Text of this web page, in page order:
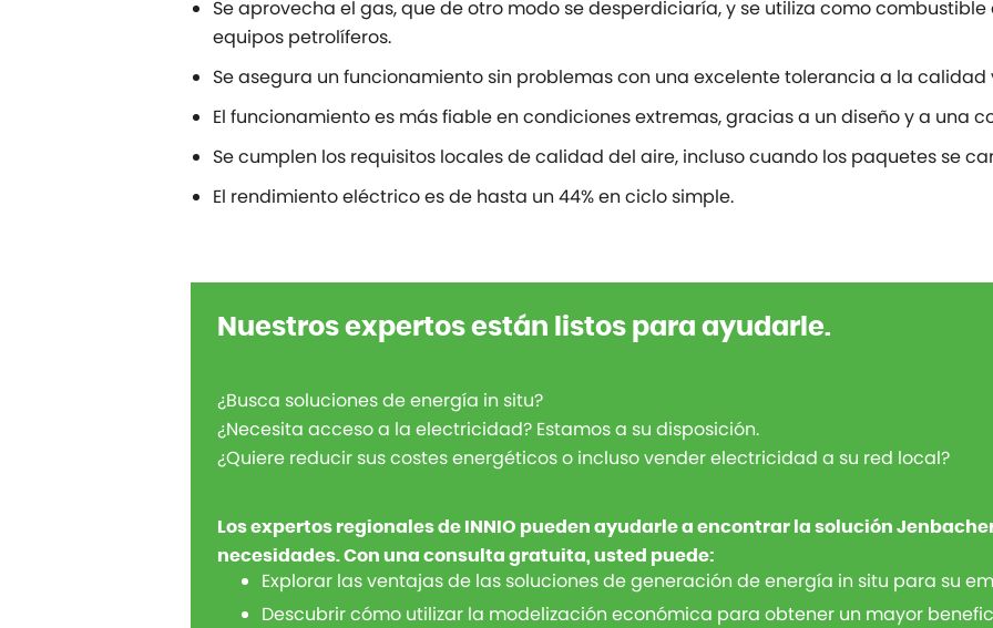
Se aprovecha el gas, que de otro modo se desperdiciaría, y se utiliza como
equipos petrolíferos.
Se asegura un funcionamiento sin problemas con una excelente tolerancia a la
El funcionamiento es más fiable en condiciones extremas, gracias a un diseño y a una
Se cumplen los requisitos locales de calidad del aire, incluso cuando los paquetes se
El rendimiento eléctrico es de hasta un 44% en ciclo simple.
Nuestros expertos están listos para ayudarle.
¿Busca soluciones de energía in situ?
¿Necesita acceso a la electricidad? Estamos a su disposición.
¿Quiere reducir sus costes energéticos o incluso vender electricidad a su red local?
Los expertos regionales de INNIO pueden ayudarle a encontrar la solución
necesidades. Con una consulta gratuita, usted puede:
Explorar las ventajas de las soluciones de generación de energía in situ para su
Descubrir cómo utilizar la modelización económica para obtener un mayor